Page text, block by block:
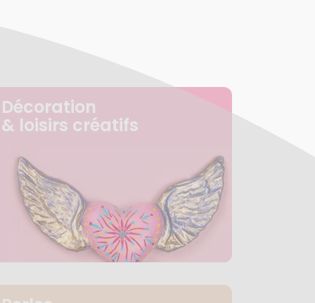
Décoration
& loisirs créatifs